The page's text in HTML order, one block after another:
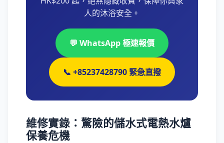
人的沐浴安全。
💬 WhatsApp 極速報價
📞 +85237428790 緊急直撥
維修實錄：驚險的儲水式電熱水爐
保養危機